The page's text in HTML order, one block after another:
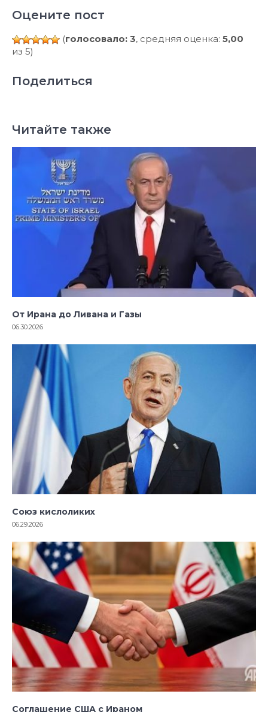
Оцените пост
(голосовало: 3, средняя оценка: 5,00
из 5)
Поделиться
Читайте также
От Ирана до Ливана и Газы
06.30.2026
Союз кислоликих
06.29.2026
Соглашение США с Ираном